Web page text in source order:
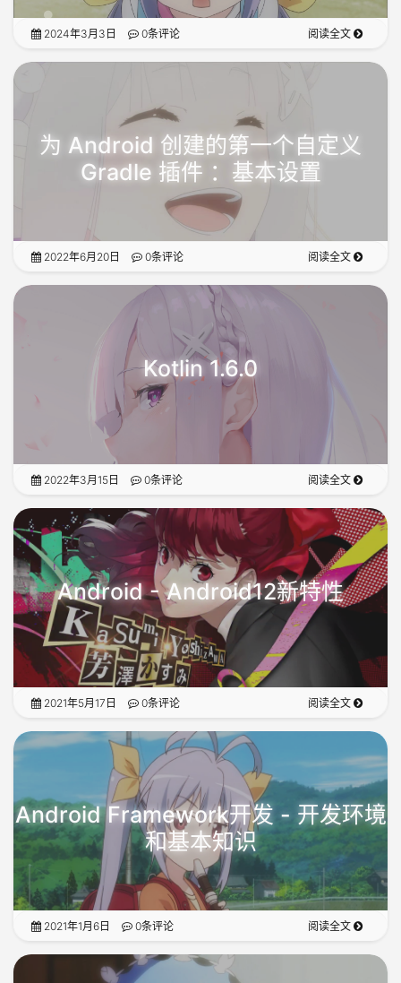
2024年3月3日 0条评论 阅读全文
为 Android 创建的第一个自定义
Gradle 插件 ：基本设置
2022年6月20日 0条评论 阅读全文
Kotlin 1.6.0
2022年3月15日 0条评论 阅读全文
Android - Android12新特性
2021年5月17日 0条评论 阅读全文
Android Framework开发 - 开发环境
和基本知识
2021年1月6日 0条评论 阅读全文